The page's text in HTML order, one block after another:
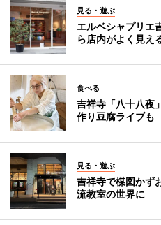
見る・遊ぶ
エルベシャプリ
ら店内がよく見え
食べる
吉祥寺「八十八夜
作り豆腐ライブも
見る・遊ぶ
吉祥寺で楳図かず
流教室の世界に